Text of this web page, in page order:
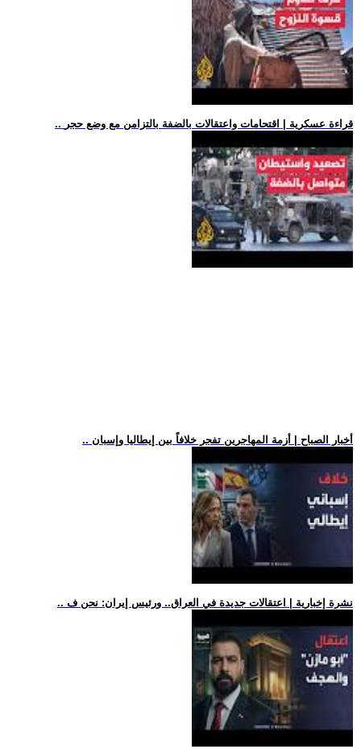
.. قراءة عسكرية | اقتحامات واعتقالات بالضفة بالتزامن مع وضع حجر
.. أخبار الصباح | أزمة المهاجرين تفجر خلافاً بين إيطاليا وإسبان
.. نشرة إخبارية | اعتقالات جديدة في العراق.. ورئيس إيران: نحن ف